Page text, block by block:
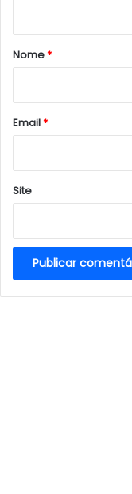
r
*
Nome*
Email*
Site